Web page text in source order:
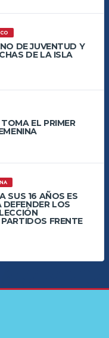
DE JUVENTUD Y
DE LA ISLA
EL PRIMER
SUS 16 AÑOS ES
LOS
FRENTE